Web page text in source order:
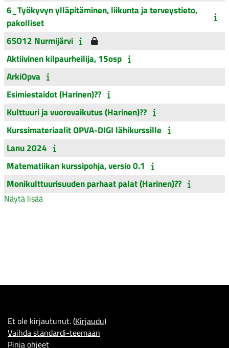
6_Työkyvyn ylläpitäminen, liikunta ja terveystieto,
pakolliset
6SO12 Nurmijärvi
Aktiivinen kilpaurheilija, 15osp
ArkiOpva
Esimiestaidot (Harinen)??
Kulttuuri ja vuorovaikutus (Harinen)??
Kurssimateriaalit OPVA-DIGI lähikurssille
Lanu 2024
Matematiikan kurssipohja, versio 0.1
Monikulttuurisuuden parhaat palat (Harinen)??
Näytä lisää
Et ole kirjautunut. (Kirjaudu)
Vaihda standardi-teemaan
Pinjaohjeet